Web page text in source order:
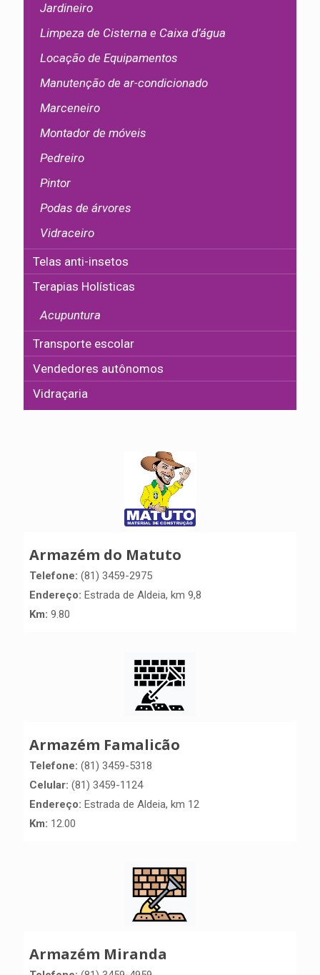
Armazém do Matuto
Telefone: (81) 3459-2975
Endereço: Estrada de Aldeia, km 9,8
Km: 9.80
Armazém Famalicão
Telefone: (81) 3459-5318
Celular: (81) 3459-1124
Endereço: Estrada de Aldeia, km 12
Km: 12.00
Armazém Miranda
Jardineiro
Limpeza de Cisterna e Caixa d’água
Locação de Equipamentos
Manutenção de ar-condicionado
Marceneiro
Montador de móveis
Pedreiro
Pintor
Podas de árvores
Vidraceiro
Telas anti-insetos
Terapias Holísticas
Acupuntura
Transporte escolar
Vendedores autônomos
Vidraçaria